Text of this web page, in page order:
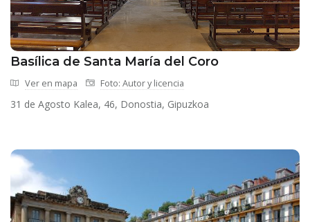
Basílica de Santa María del Coro
Ver en mapa Foto: Autor y licencia
31 de Agosto Kalea, 46, Donostia, Gipuzkoa